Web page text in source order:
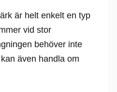
är helt enkelt en typ
vid stor
behöver inte
även handla om